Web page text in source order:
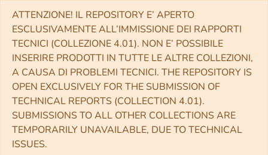
ATTENZIONE! IL REPOSITORY E’ APERTO
ESCLUSIVAMENTE ALL’IMMISSIONE DEI RAPPORTI
TECNICI (COLLEZIONE 4.01). NON E’ POSSIBILE
INSERIRE PRODOTTI IN TUTTE LE ALTRE COLLEZIONI,
A CAUSA DI PROBLEMI TECNICI. THE REPOSITORY IS
OPEN EXCLUSIVELY FOR THE SUBMISSION OF
TECHNICAL REPORTS (COLLECTION 4.01).
SUBMISSIONS TO ALL OTHER COLLECTIONS ARE
TEMPORARILY UNAVAILABLE, DUE TO TECHNICAL
ISSUES.